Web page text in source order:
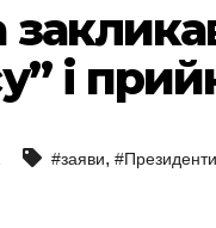
і
#заяви, #Президенти